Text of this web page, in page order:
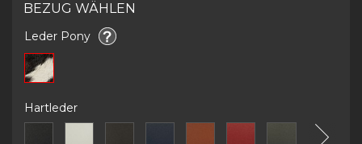
BEZUG WÄHLEN
Leder Pony
Hartleder